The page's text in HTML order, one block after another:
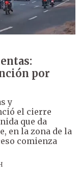
por
y
el cierre
que da
en la zona de la
comienza